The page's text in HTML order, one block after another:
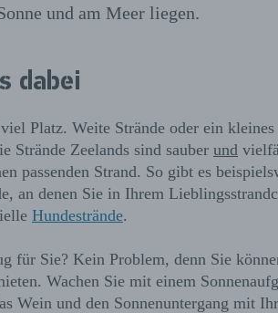
und am Meer liegen.
dabei
Platz. Weite Strände oder ein
Strände Zeelands sind sauber und
passenden Strand. So gibt es
an denen Sie in Ihrem
Hundestrände.
für Sie? Kein Problem, denn Sie
Wachen Sie mit einem
Wein und den Sonnenuntergang mit